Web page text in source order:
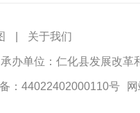
关于我们
承办单位：仁化县发展改革
：44022402000110号